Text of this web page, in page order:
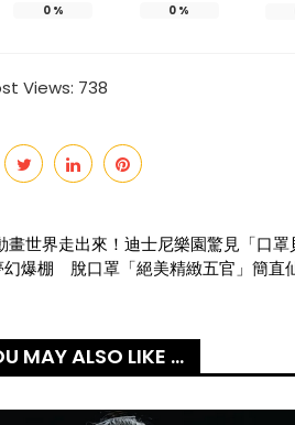
0% 0 %
Views: 738
畫世界走出來！迪士尼樂園驚見「口罩
幻爆棚 脫口罩「絕美精緻五官」簡直
MAY ALSO LIKE ...